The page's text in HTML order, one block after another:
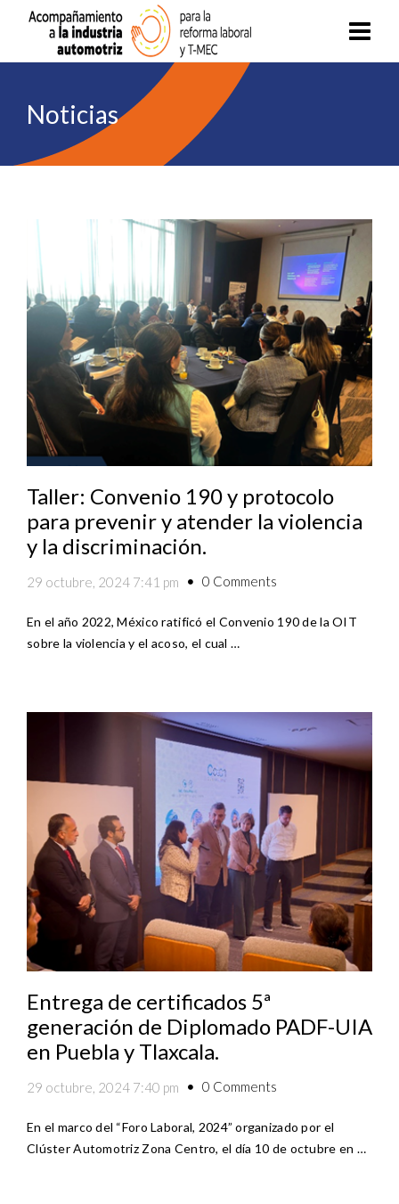
Noticias
Taller: Convenio 190 y protocolo
para prevenir y atender la violencia
y la discriminación.
29 octubre, 2024 7:41 pm 0 Comments
En el año 2022, México ratificó el Convenio 190 de la OIT
sobre la violencia y el acoso, el cual …
Entrega de certificados 5ª
generación de Diplomado PADF-UIA
en Puebla y Tlaxcala.
29 octubre, 2024 7:40 pm 0 Comments
En el marco del “Foro Laboral, 2024” organizado por el
Clúster Automotriz Zona Centro, el día 10 de octubre en …